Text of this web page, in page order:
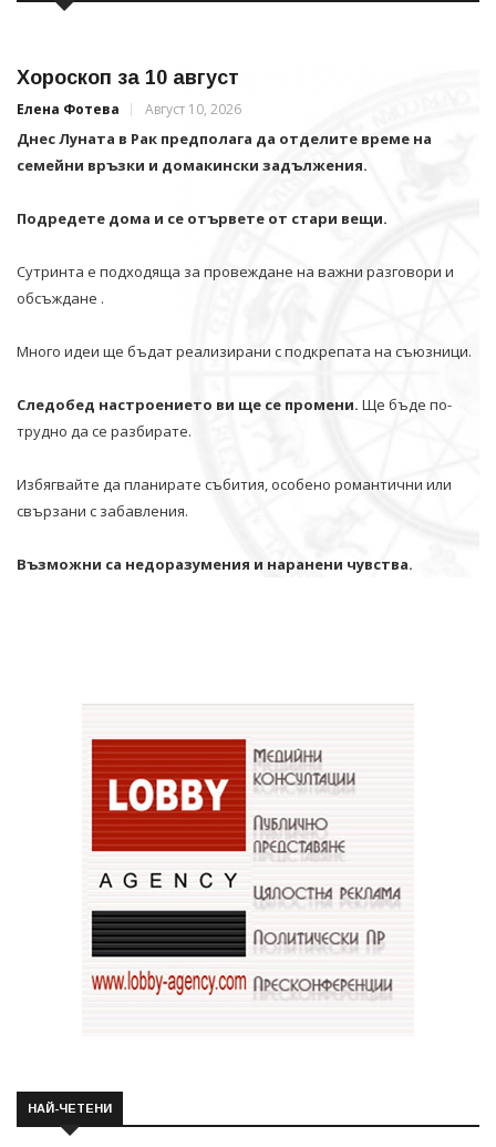
Хороскоп за 10 август
Елена Фотева Август 10, 2026
Днес Луната в Рак предполага да отделите време на
семейни връзки и домакински задължения.
Подредете дома и се отървете от стари вещи.
Сутринта е подходяща за провеждане на важни разговори и
обсъждане .
Много идеи ще бъдат реализирани с подкрепата на съюзници.
Следобед настроението ви ще се промени. Ще бъде по-
трудно да се разбирате.
Избягвайте да планирате събития, особено романтични или
свързани с забавления.
Възможни са недоразумения и наранени чувства.
НАЙ-ЧЕТЕНИ